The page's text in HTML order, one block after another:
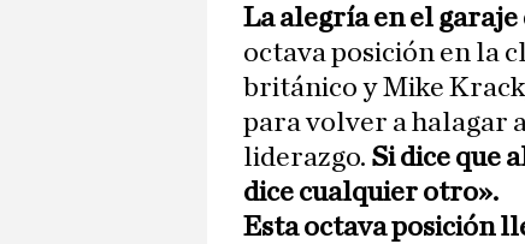
La alegría en el
octava posición en la
británico y Mike
para volver a halagar
liderazgo. Si dice que
dice cualquier otro».
Esta octava posición